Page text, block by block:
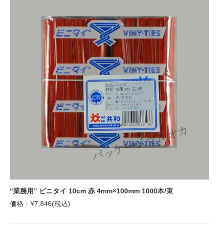
“業務用” ビニタイ 10cm 赤 4mm×100mm 1000本/束
価格：¥7,846(税込)